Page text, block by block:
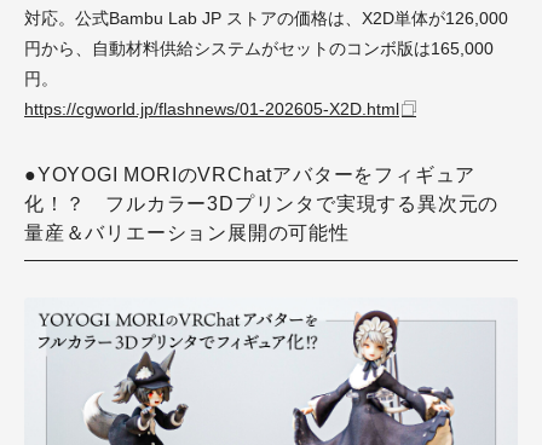
対応。公式Bambu Lab JP ストアの価格は、X2D単体が126,000
円から、自動材料供給システムがセットのコンボ版は165,000
円。
https://cgworld.jp/flashnews/01-202605-X2D.html
●YOYOGI MORIのVRChatアバターをフィギュア
化！？ フルカラー3Dプリンタで実現する異次元の
量産＆バリエーション展開の可能性